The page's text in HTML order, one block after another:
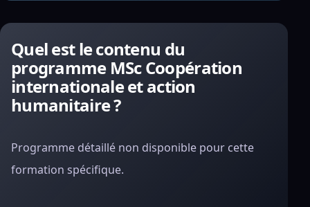
Quel est le contenu du
programme MSc Coopération
internationale et action
humanitaire ?
Programme détaillé non disponible pour cette
formation spécifique.